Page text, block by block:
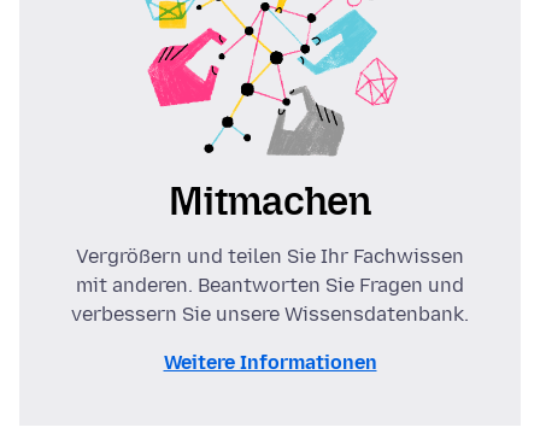
Mitmachen
Vergrößern und teilen Sie Ihr Fachwissen
mit anderen. Beantworten Sie Fragen und
verbessern Sie unsere Wissensdatenbank.
Weitere Informationen